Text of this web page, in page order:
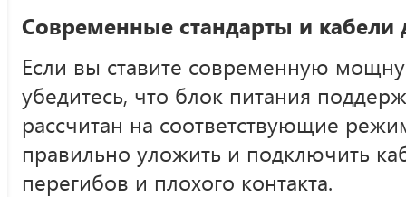
Современные стандарты и кабели
Если вы ставите современную
убедитесь, что блок питания
рассчитан на соответствующие
правильно уложить и подключить
перегибов и плохого контакта.